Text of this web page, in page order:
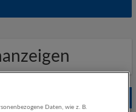
Jobs
Daten, wie z. B.